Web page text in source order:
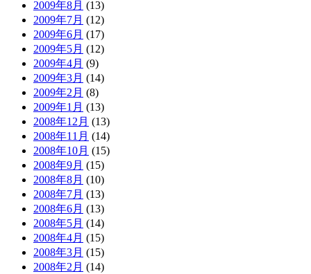
2009年8月 (13)
2009年7月 (12)
2009年6月 (17)
2009年5月 (12)
2009年4月 (9)
2009年3月 (14)
2009年2月 (8)
2009年1月 (13)
2008年12月 (13)
2008年11月 (14)
2008年10月 (15)
2008年9月 (15)
2008年8月 (10)
2008年7月 (13)
2008年6月 (13)
2008年5月 (14)
2008年4月 (15)
2008年3月 (15)
2008年2月 (14)